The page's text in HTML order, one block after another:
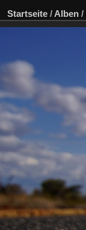
Startseite / Alben /